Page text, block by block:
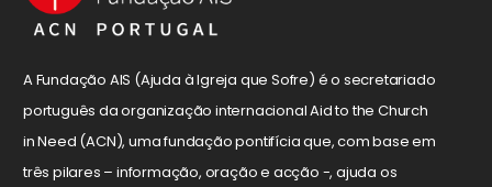
A Fundação AIS (Ajuda à Igreja que Sofre) é o secretariado
português da organização internacional Aid to the Church
in Need (ACN), uma fundação pontifícia que, com base em
três pilares – informação, oração e acção -, ajuda os